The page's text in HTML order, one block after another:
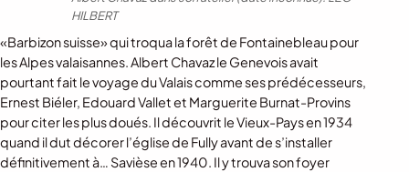
HILBERT
«Barbizon suisse» qui troqua la forêt de Fontainebleau pour
les Alpes valaisannes. Albert Chavaz le Genevois avait
pourtant fait le voyage du Valais comme ses prédécesseurs,
Ernest Biéler, Edouard Vallet et Marguerite Burnat-Provins
pour citer les plus doués. Il découvrit le Vieux-Pays en 1934
quand il dut décorer l’église de Fully avant de s’installer
définitivement à… Savièse en 1940. Il y trouva son foyer